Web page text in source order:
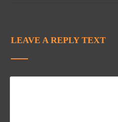
LEAVE A REPLY TEXT